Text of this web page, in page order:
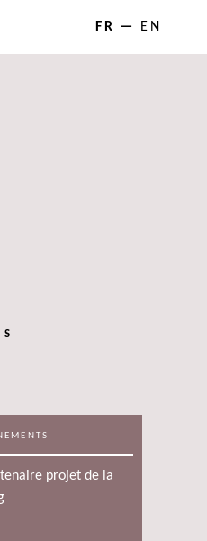
FR EN
projet de la